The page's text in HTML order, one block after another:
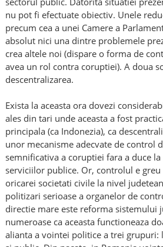
nu pot fi efectuate obiectiv. Unele
precum cea a unei Camere a
absolut nici una dintre problemele
crea altele noi (dispare o forma de
avea un rol contra coruptiei). A doua
descentralizarea.
Exista la aceasta ora dovezi
ales din tari unde aceasta a fost
principala (ca Indonezia), ca
unor mecanisme adecvate de control
semnificativa a coruptiei fara a duce
serviciilor publice. Or, controlul e greu
oricarei societati civile la nivel
politizari serioase a organelor de
directie mare este reforma sistemului
numeroase ca aceasta functioneaza
alianta a vointei politice a trei